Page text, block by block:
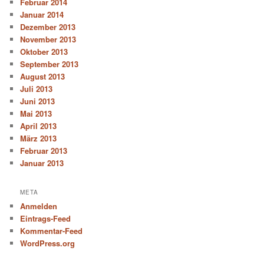
Januar 2014
Dezember 2013
November 2013
Oktober 2013
September 2013
August 2013
Juli 2013
Juni 2013
Mai 2013
April 2013
März 2013
Februar 2013
Januar 2013
META
Anmelden
Eintrags-Feed
Kommentar-Feed
WordPress.org